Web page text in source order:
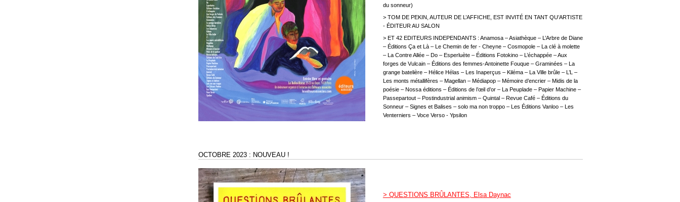
du sonneur)
> TOM DE PEKIN, AUTEUR DE L’AFFICHE, EST INVITÉ EN TANT QU’ARTISTE
- ÉDITEUR AU SALON
> ET 42 EDITEURS INDEPENDANTS : Anamosa – Asiathèque – L’Arbre de Diane
– Éditions Ça et Là – Le Chemin de fer - Cheyne – Cosmopole – La clé à molette
– La Contre Allée – Do – Esperluète – Éditions Fotokino – L’échappée – Aux
forges de Vulcain – Éditions des femmes-Antoinette Fouque – Graminées – La
grange batelière – Hélice Hélas – Les Inaperçus – Kiléma – La Ville brûle – L’L –
Les monts métallifères – Magellan – Médiapop – Mémoire d’encrier – Midis de la
poésie – Nossa éditions – Éditions de l’œil d’or – La Peuplade – Papier Machine –
Passepartout – Postindustrial animism – Quintal – Revue Café – Éditions du
Sonneur – Signes et Balises – solo ma non troppo – Les Éditions Vanloo – Les
Venterniers – Voce Verso - Ypsilon
OCTOBRE 2023 : NOUVEAU !
> QUESTIONS BRÛLANTES, Elsa Daynac